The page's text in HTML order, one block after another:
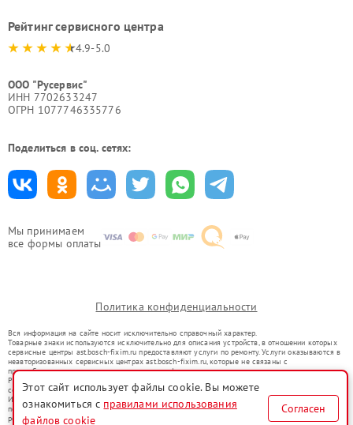
Мы принимаем
все формы оплаты
Рейтинг сервисного центра
4.9-5.0
ООО "Русервис"
ИНН 7702633247
ОГРН 1077746335776
Поделиться в соц. сетях:
Политика конфиденциальности
Вся информация на сайте носит исключительно справочный характер.
Товарные знаки используются исключительно для описания устройств, в отношении которых
сервисные центры ast.bosch-fixim.ru предоставляют услуги по ремонту. Услуги оказываются в
неавторизованных сервисных центрах ast.bosch-fixim.ru, которые не связаны с
правообладателями товарных знаков или их официальными представителями.
Ремонт осуществляется для устройств, уже введенных в гражданский оборот в соответствии
со статьей 1487 ГК РФ.
Использование товарных знаков не преследует цели индивидуализации услуг или введения
потребителей в заблуждение, а служит для информирования о предоставляемых услугах по
ремонту техники указанных брендов.
Этот сайт использует файлы cookie. Вы можете
ознакомиться с правилами использования
файлов cookie
Согласен